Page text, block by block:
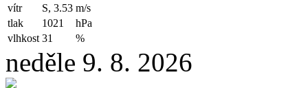
vítr S, 3.53 m/s
tlak
1021
hPa
vlhkost 31 %
neděle 9. 8. 2026